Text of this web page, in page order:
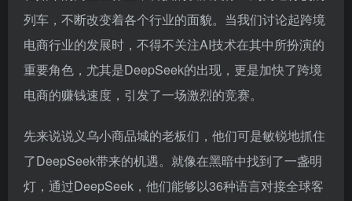
列车，不断改变着各个行业的面貌。当我们讨论起跨境
电商行业的发展时，不得不关注AI技术在其中所扮演的
重要角色，尤其是DeepSeek的出现，更是加快了跨境
电商的赚钱速度，引发了一场激烈的竞赛。
先来说说义乌小商品城的老板们，他们可是敏锐地抓住
了DeepSeek带来的机遇。就像在黑暗中找到了一盏明
灯，通过DeepSeek，他们能够以36种语言对接全球客